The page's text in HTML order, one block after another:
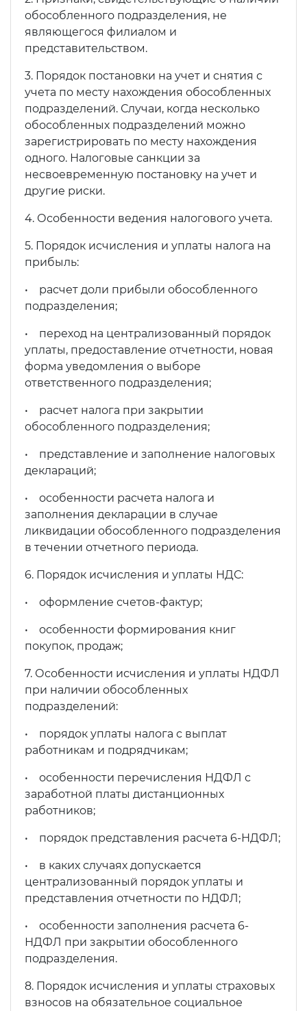
обособленного подразделения, не
являющегося филиалом и
представительством.
3. Порядок постановки на учет и снятия с
учета по месту нахождения обособленных
подразделений. Случаи, когда несколько
обособленных подразделений можно
зарегистрировать по месту нахождения
одного. Налоговые санкции за
несвоевременную постановку на учет и
другие риски.
4. Особенности ведения налогового учета.
5. Порядок исчисления и уплаты налога на
прибыль:
• расчет доли прибыли обособленного
подразделения;
• переход на централизованный порядок
уплаты, предоставление отчетности, новая
форма уведомления о выборе
ответственного подразделения;
• расчет налога при закрытии
обособленного подразделения;
• представление и заполнение налоговых
деклараций;
• особенности расчета налога и
заполнения декларации в случае
ликвидации обособленного подразделения
в течении отчетного периода.
6. Порядок исчисления и уплаты НДС:
• оформление счетов-фактур;
• особенности формирования книг
покупок, продаж;
7. Особенности исчисления и уплаты НДФЛ
при наличии обособленных
подразделений:
• порядок уплаты налога с выплат
работникам и подрядчикам;
• особенности перечисления НДФЛ с
заработной платы дистанционных
работников;
• порядок представления расчета 6-НДФЛ;
• в каких случаях допускается
централизованный порядок уплаты и
представления отчетности по НДФЛ;
• особенности заполнения расчета 6-
НДФЛ при закрытии обособленного
подразделения.
8. Порядок исчисления и уплаты страховых
взносов на обязательное социальное